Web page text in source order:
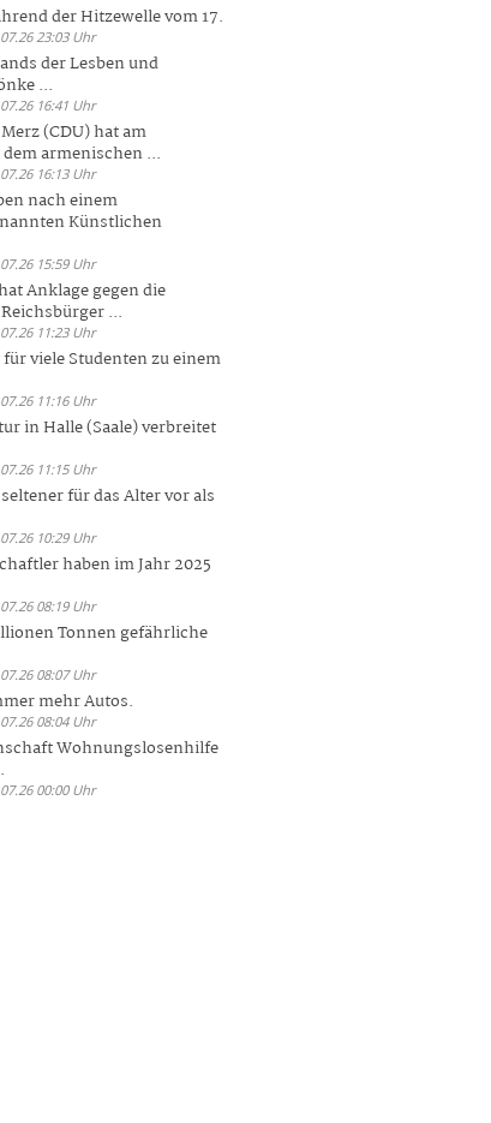
der Hitzewelle vom 17.
23:03 Uhr
der Lesben und
...
16:41 Uhr
(CDU) hat am
armenischen ...
16:13 Uhr
nach einem
Künstlichen
15:59 Uhr
Anklage gegen die
...
11:23 Uhr
viele Studenten zu einem
11:16 Uhr
in Halle (Saale) verbreitet
11:15 Uhr
für das Alter vor als
10:29 Uhr
haben im Jahr 2025
08:19 Uhr
Tonnen gefährliche
08:07 Uhr
mehr Autos.
08:04 Uhr
Wohnungslosenhilfe
00:00 Uhr